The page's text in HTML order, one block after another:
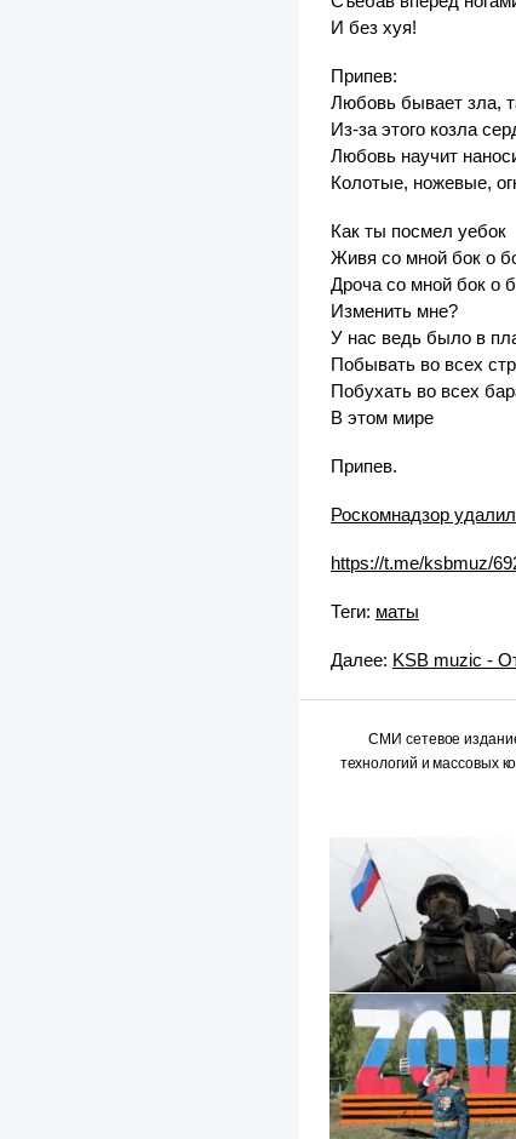
И без хуя!
Припев:
Любовь бывает зла,
Из-за этого козла
Любовь научит
Колотые, ножевые,
Как ты посмел уебок
Живя со мной бок о
Дроча со мной бок о
Изменить мне?
У нас ведь было в
Побывать во всех
Побухать во всех
В этом мире
Припев.
Роскомнадзор
https://t.me/ksbmuz/
Теги: маты
Далее: KSB muzic -
СМИ сетевое
технологий и массовых